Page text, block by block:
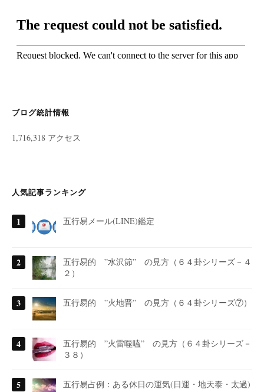
ブログ統計情報
1,716,318 アクセス
人気記事ランキング
五行易メール(LINE)鑑定
五行易的 ”水沢節” の見方（６４卦シリーズ－４
２）
五行易的 ”火地晋” の見方（６４卦シリーズ⑦）
五行易的 ”火雷噬嗑” の見方（６４卦シリーズ－
３８）
五行易占例：ある休日の運気(日運・地天泰・太過)